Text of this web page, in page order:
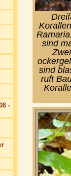
sind
sind
ruft
-